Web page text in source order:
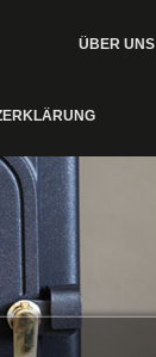
ÜBER UNS